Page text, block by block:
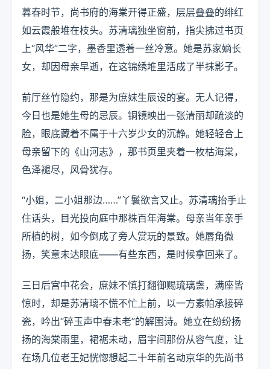
暮春时节，尚书府的海棠开得正盛，层层叠叠的绯红
如云霞般堆在枝头。苏清璃独坐窗前，指尖拂过书页
上“风华”二字，墨香里透着一丝冷意。她是苏家嫡长
女，却因母亲早逝，在这锦绣堆里活成了半抹影子。
前厅丝竹隐约，那是为庶妹生辰设的宴。无人记得，
今日也是她生母的忌辰。铜镜映出一张清丽却疏淡的
脸，眼底藏着不属于十六岁少女的沉静。她轻轻合上
母亲留下的《山河志》，那书页里夹着一枚枯海棠，
色泽褪尽，风骨犹存。
“小姐，二小姐那边……”丫鬟欲言又止。苏清璃抬手止
住话头，目光投向庭中那株百年海棠。母亲当年亲手
所植的树，如今倒成了旁人赏玩的景致。她唇角微
扬，笑意未达眼底——有些东西，是时候拿回来了。
三日后宫中花会，庶妹不慎打翻御赐琉璃盏，满座皆
惊时，却是苏清璃不慌不忙上前，以一方素帕承接碎
瓷，吟出“碎玉声中春未老”的解围诗。她立在纷纷扬
扬的海棠雨里，裙裾未动，眉宇间那份从容气度，让
在场几位老王妃恍惚想起二十年前名动京华的先尚书